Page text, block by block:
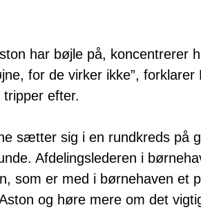
har bøjle på, koncentrerer
for de virker ikke”,
efter.
sætter sig i en rundkreds på
Afdelingslederen i
som er med i børnehaven et
og høre mere om det